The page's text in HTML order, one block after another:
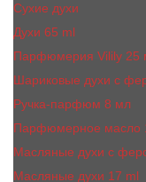
Сухие духи
Духи 65 ml
Парфюмерия Vilily 25
Шариковые духи с
Ручка-парфюм 8 мл
Парфюмерное масло
Масляные духи c
Масляные духи 17 ml